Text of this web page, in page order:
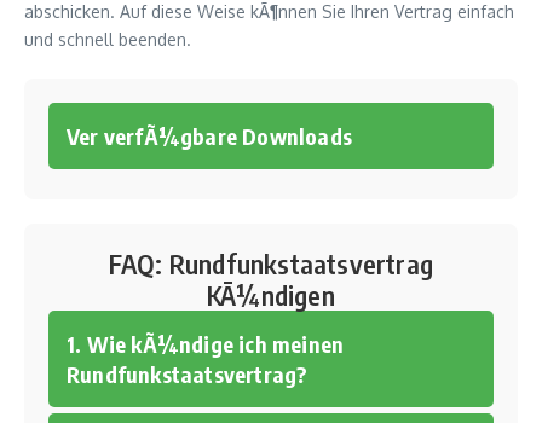
abschicken. Auf diese Weise kÃ¶nnen Sie Ihren Vertrag einfach
und schnell beenden.
Ver verfÃ¼gbare Downloads
FAQ: Rundfunkstaatsvertrag
KÃ¼ndigen
1. Wie kÃ¼ndige ich meinen
Rundfunkstaatsvertrag?